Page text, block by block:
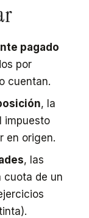
pagado
por
cuentan.
, la
impuesto
en origen.
, las
cuota de un